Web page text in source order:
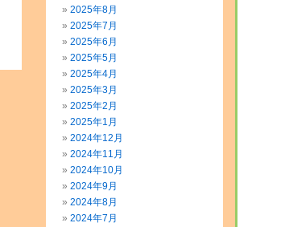
2025年8月
2025年7月
2025年6月
2025年5月
2025年4月
2025年3月
2025年2月
2025年1月
2024年12月
2024年11月
2024年10月
2024年9月
2024年8月
2024年7月